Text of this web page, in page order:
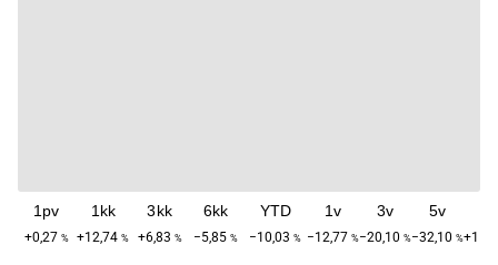
1pv
+0,27 %
1kk
+12,74 %
3kk
+6,83 %
6kk
−5,85 %
YTD
−10,03 %
1v
−12,77 %
3v
−20,10 %
5v
−32,10 %+1